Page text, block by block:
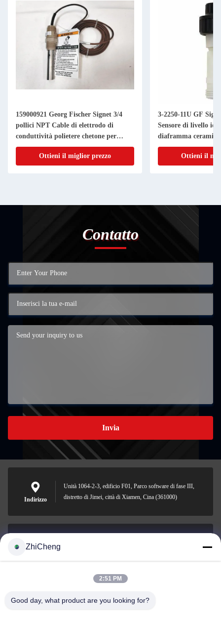
159000921 Georg Fischer Signet 3/4
pollici NPT Cable di elettrodo di
conduttività polietere chetone per
trasmettitore 9900
Ottieni il miglior prezzo
3-2250-11U GF
Sensore di livello
diaframma ceramico
Ottieni il
Contatto
Invia
Indirizzo
Unità 1064-2-3, edificio F01, Parco software di fase III,
distretto di Jimei, città di Xiamen, Cina (361000)
0086-592-5636807
ZhiCheng
2:51 PM
Good day, what product are you looking for?